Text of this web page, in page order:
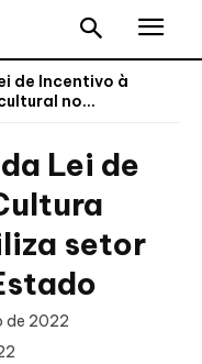
de Incentivo à
no...
Lei de
setor
de 2022